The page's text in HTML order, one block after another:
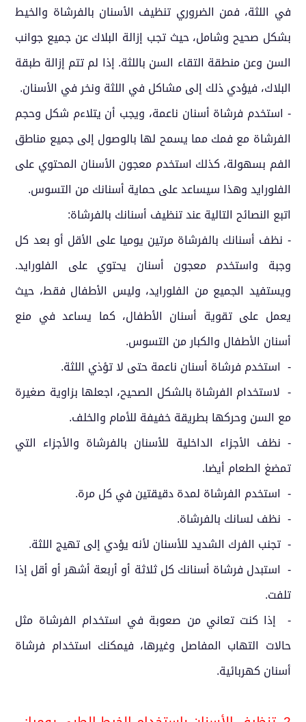
في اللثة، فمن الضروري تنظيف الأسنان بالفرشاة والخيط
بشكل صحيح وشامل، حيث تجب إزالة البلاك عن جميع جوانب
السن وعن منطقة التقاء السن باللثة. إذا لم تتم إزالة طبقة
البلاك، فيؤدي ذلك إلى مشاكل في اللثة ونخر في الأسنان.
- استخدم فرشاة أسنان ناعمة، ويجب أن يتلاءم شكل وحجم
الفرشاة مع فمك مما يسمح لها بالوصول إلى جميع مناطق
الفم بسهولة، كذلك استخدم معجون الأسنان المحتوي على
الفلورايد وهذا سيساعد على حماية أسنانك من التسوس.
اتبع النصائح التالية عند تنظيف أسنانك بالفرشاة:
- نظف أسنانك بالفرشاة مرتين يوميا على الأقل أو بعد كل
وجبة واستخدم معجون أسنان يحتوي على الفلورايد.
ويستفيد الجميع من الفلورايد، وليس الأطفال فقط، حيث
يعمل على تقوية أسنان الأطفال، كما يساعد في منع
أسنان الأطفال والكبار من التسوس.
- استخدم فرشاة أسنان ناعمة حتى لا تؤذي اللثة.
- لاستخدام الفرشاة بالشكل الصحيح، اجعلها بزاوية صغيرة
مع السن وحركها بطريقة خفيفة للأمام والخلف.
- نظف الأجزاء الداخلية للأسنان بالفرشاة والأجزاء التي
تمضغ الطعام أيضا.
- استخدم الفرشاة لمدة دقيقتين في كل مرة.
- نظف لسانك بالفرشاة.
- تجنب الفرك الشديد للأسنان لأنه يؤدي إلى تهيج اللثة.
- استبدل فرشاة أسنانك كل ثلاثة أو أربعة أشهر أو أقل إذا
تلفت.
- إذا كنت تعاني من صعوبة في استخدام الفرشاة مثل
حالات التهاب المفاصل وغيرها، فيمكنك استخدام فرشاة
أسنان كهربائية.